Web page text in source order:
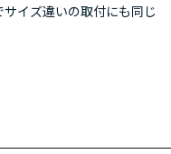
イズ違いの取付にも同じ